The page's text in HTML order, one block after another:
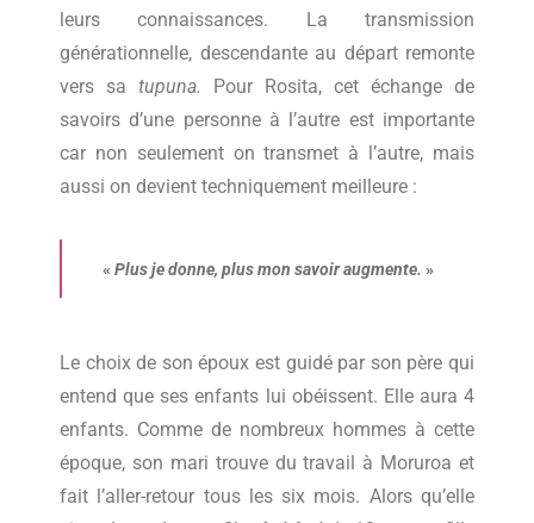
leurs connaissances. La transmission
générationnelle, descendante au départ remonte
vers sa tupuna. Pour Rosita, cet échange de
savoirs d’une personne à l’autre est importante
car non seulement on transmet à l’autre, mais
aussi on devient techniquement meilleure :
« Plus je donne, plus mon savoir augmente. »
Le choix de son époux est guidé par son père qui
entend que ses enfants lui obéissent. Elle aura 4
enfants. Comme de nombreux hommes à cette
époque, son mari trouve du travail à Moruroa et
fait l’aller-retour tous les six mois. Alors qu’elle